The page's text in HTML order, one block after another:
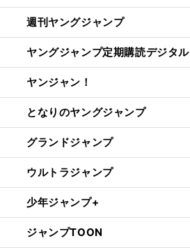
週刊ヤングジャンプ
ヤングジャンプ定期購読デジタル
ヤンジャン！
となりのヤングジャンプ
グランドジャンプ
ウルトラジャンプ
少年ジャンプ+
ジャンプTOON